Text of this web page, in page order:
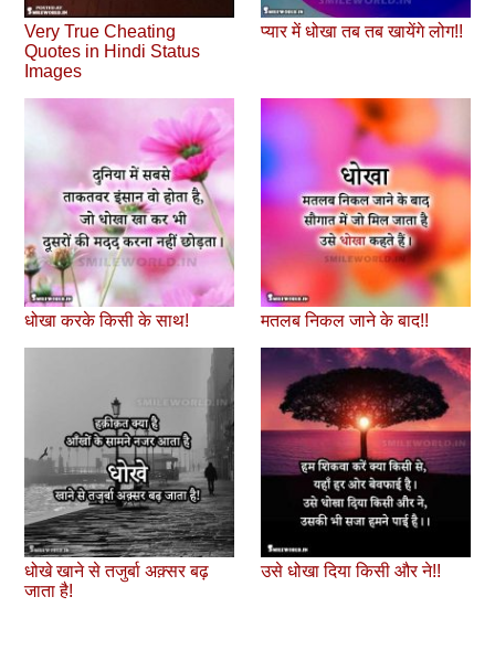
Very True Cheating
Quotes in Hindi Status
Images
प्यार में धोखा तब तब खायेंगे लोग!!
धोखा करके किसी के साथ! मतलब निकल जाने के बाद!!
धोखे खाने से तजुर्बा अक़्सर बढ़
जाता है!
उसे धोखा दिया किसी और ने!!